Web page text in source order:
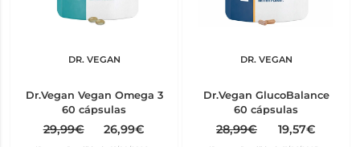
DR. VEGAN
Dr.Vegan Vegan Omega 3
60 cápsulas
29,99€ 26,99€
DR. VEGAN
Dr.Vegan GlucoBalance
60 cápsulas
28,99€ 19,57€